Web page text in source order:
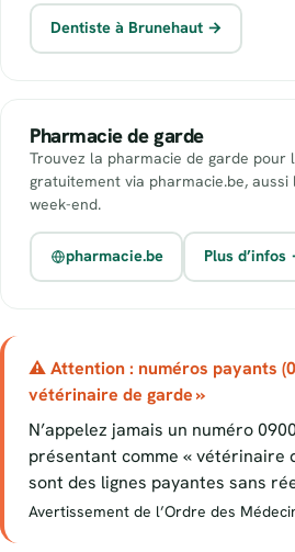
Dentiste à Brunehaut →
Pharmacie de garde
Trouvez la pharmacie de garde pour
gratuitement via pharmacie.be,
week-end.
pharmacie.be Plus d’infos
⚠ Attention : numéros payants
vétérinaire de garde »
N’appelez jamais un numéro
présentant comme « vétérinaire
sont des lignes payantes sans
Avertissement de l’Ordre des